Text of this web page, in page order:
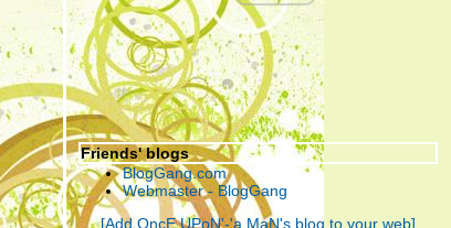
ตัว’ เอาชนะได้ทุกสิ่ง!
"Harry Potter and the Deathly Hallows : Part
I" ... ฉันต้องเปิด เพื่อจะปิด!
"Due Date" ... รวมกันเราต้องอยู่ (กรุณา)อย่าทิ้ง
ตูเป็นอันขาด!!?
"RED" ... โตอย่างสมวัย แก่อย่างมีคุณภาพ และ
จงระห่ำอย่างไม่เหลืออะไรจะเสีย!
"อินทรีแดง" ... สมศักดิ์ศรีที่ได้กลับมา ..วีรบุรุษที่
หนังไทยต้องการ!
"ชั่วฟ้าดินสลาย" ... เมื่อคำ “รัก” มีค่าเท่าคำว่า
Friends' blogs
BlogGang.com
Webmaster - BlogGang
[Add OncE UPoN'-'a MaN's blog to your web]